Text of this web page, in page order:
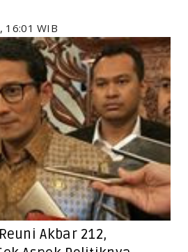
16:01 WIB
Akbar 212,